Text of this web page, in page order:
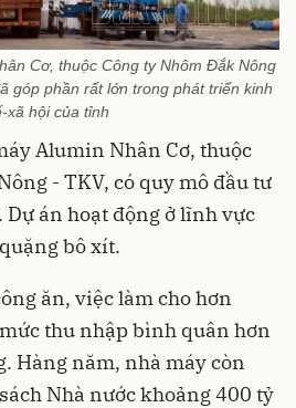
Cơ, thuộc Công ty Nhôm Đắk Nông
góp phần rất lớn trong phát triển kinh
xã hội của tỉnh
Alumin Nhân Cơ, thuộc
- TKV, có quy mô đầu tư
án hoạt động ở lĩnh vực
bô xít.
ăn, việc làm cho hơn
thu nhập bình quân hơn
Hàng năm, nhà máy còn
Nhà nước khoảng 400 tỷ